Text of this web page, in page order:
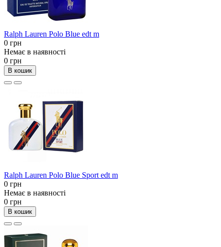
Ralph Lauren Polo Blue edt m
0 грн
Немає в наявності
0 грн
В кошик
Ralph Lauren Polo Blue Sport edt m
0 грн
Немає в наявності
0 грн
В кошик